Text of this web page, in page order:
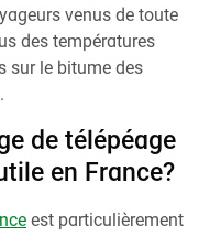
venus de toute
des températures
sur le bitume des
de télépéage
en France?
est particulièrement